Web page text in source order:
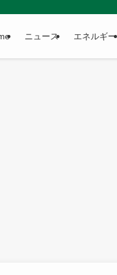
ニュース エネルギー